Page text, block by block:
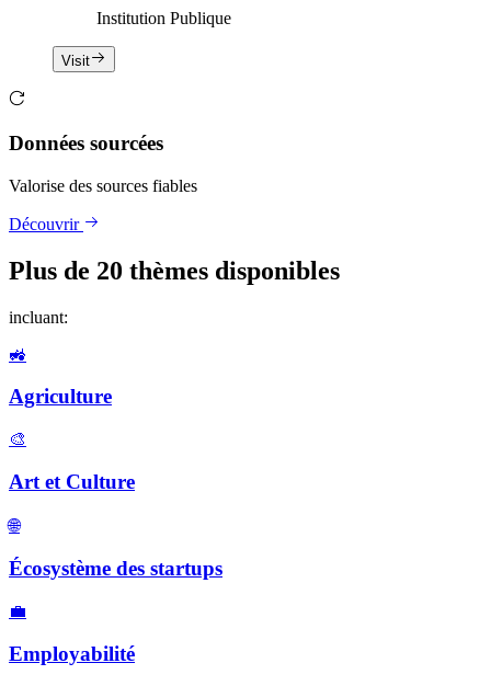
Institution Publique
Visit
Données sourcées
Valorise des sources fiables
Découvrir
Plus de 20 thèmes disponibles
incluant:
🚜
Agriculture
🎨
Art et Culture
🌐
Écosystème des startups
💼
Employabilité